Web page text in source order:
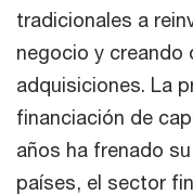
tradicionales a
negocio y creando
adquisiciones. La
financiación de
años ha frenado
países, el sector